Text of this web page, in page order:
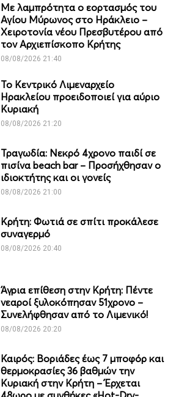
Με λαμπρότητα ο εορτασμός του
Αγίου Μύρωνος στο Ηράκλειο –
Χειροτονία νέου Πρεσβυτέρου από
τον Αρχιεπίσκοπο Κρήτης
08/08/2026 21:40
Το Κεντρικό Λιμεναρχείο
Ηρακλείου προειδοποιεί για αύριο
Κυριακή
08/08/2026 21:20
Τραγωδία: Νεκρό 4χρονο παιδί σε
πισίνα beach bar – Προσήχθησαν ο
ιδιοκτήτης και οι γονείς
08/08/2026 21:00
Κρήτη: Φωτιά σε σπίτι προκάλεσε
συναγερμό
08/08/2026 20:40
Άγρια επίθεση στην Κρήτη: Πέντε
νεαροί ξυλοκόπησαν 51χρονο –
Συνελήφθησαν από το Λιμενικό!
08/08/2026 20:20
Καιρός: Βοριάδες έως 7 μποφόρ και
θερμοκρασίες 36 βαθμών την
Κυριακή στην Κρήτη – Έρχεται